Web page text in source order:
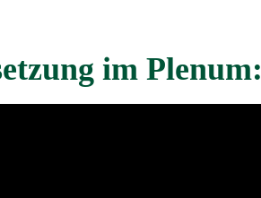
im Plenum: